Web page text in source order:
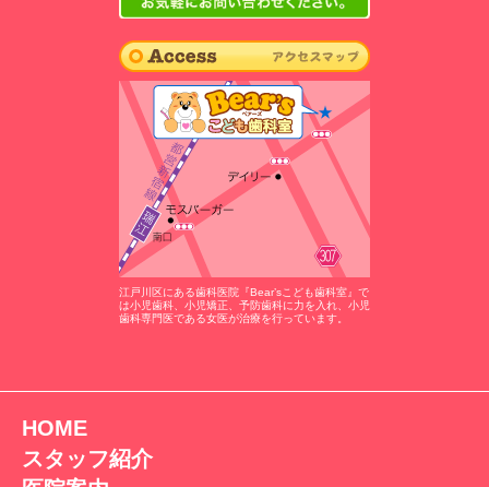
江戸川区にある歯科医院『Bear’sこども歯科室』で
は小児歯科、小児矯正、予防歯科に力を入れ、小児
歯科専門医である女医が治療を行っています。
HOME
スタッフ紹介